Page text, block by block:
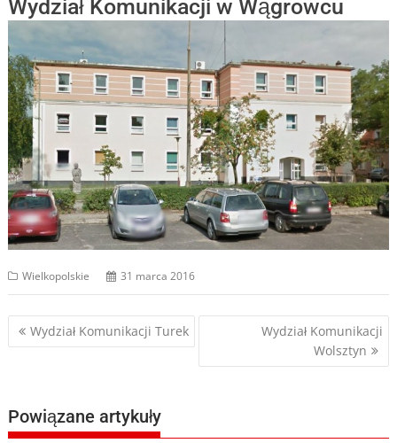
Wydział Komunikacji w Wągrowcu
Wielkopolskie 31 marca 2016
Nawigacja
Wydział Komunikacji Turek
Wydział Komunikacji
Wolsztyn
Powiązane artykuły